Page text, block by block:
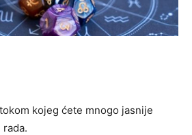
kojeg ćete mnogo jasnije